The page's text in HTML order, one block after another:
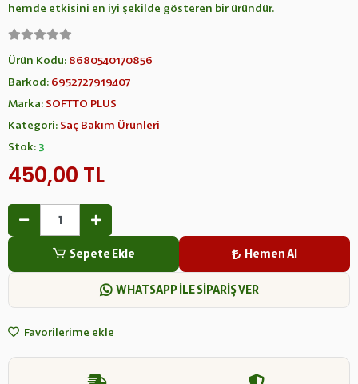
hemde etkisini en iyi şekilde gösteren bir üründür.
Ürün Kodu: 8680540170856
Barkod: 6952727919407
Marka: SOFTTO PLUS
Kategori: Saç Bakım Ürünleri
Stok: 3
450,00 TL
Sepete Ekle Hemen Al
WHATSAPP İLE SİPARİŞ VER
Favorilerime ekle